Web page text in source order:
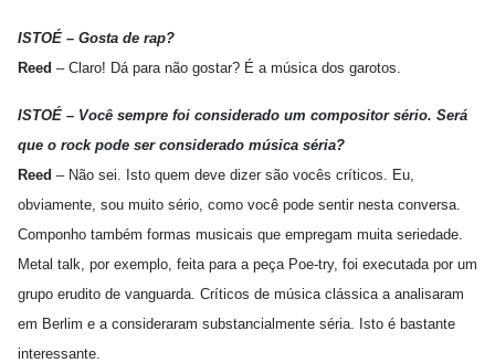
ISTOÉ – Gosta de rap?
Reed – Claro! Dá para não gostar? É a música dos garotos.
ISTOÉ – Você sempre foi considerado um compositor sério. Será
que o rock pode ser considerado música séria?
Reed – Não sei. Isto quem deve dizer são vocês críticos. Eu,
obviamente, sou muito sério, como você pode sentir nesta conversa.
Componho também formas musicais que empregam muita seriedade.
Metal talk, por exemplo, feita para a peça Poe-try, foi executada por um
grupo erudito de vanguarda. Críticos de música clássica a analisaram
em Berlim e a consideraram substancialmente séria. Isto é bastante
interessante.